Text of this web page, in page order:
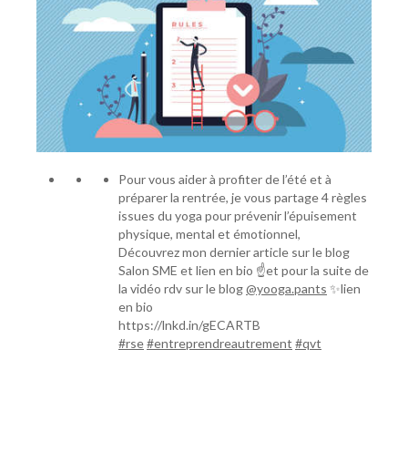
Pour vous aider à profiter de l’été et à
préparer la rentrée, je vous partage 4 règles
issues du yoga pour prévenir l’épuisement
physique, mental et émotionnel,
Découvrez mon dernier article sur le blog
Salon SME et lien en bio ☝️et pour la suite de
la vidéo rdv sur le blog@yooga.pants ✨lien
en bio
https://lnkd.in/gECARTB
#rse#entreprendreautrement #qvt